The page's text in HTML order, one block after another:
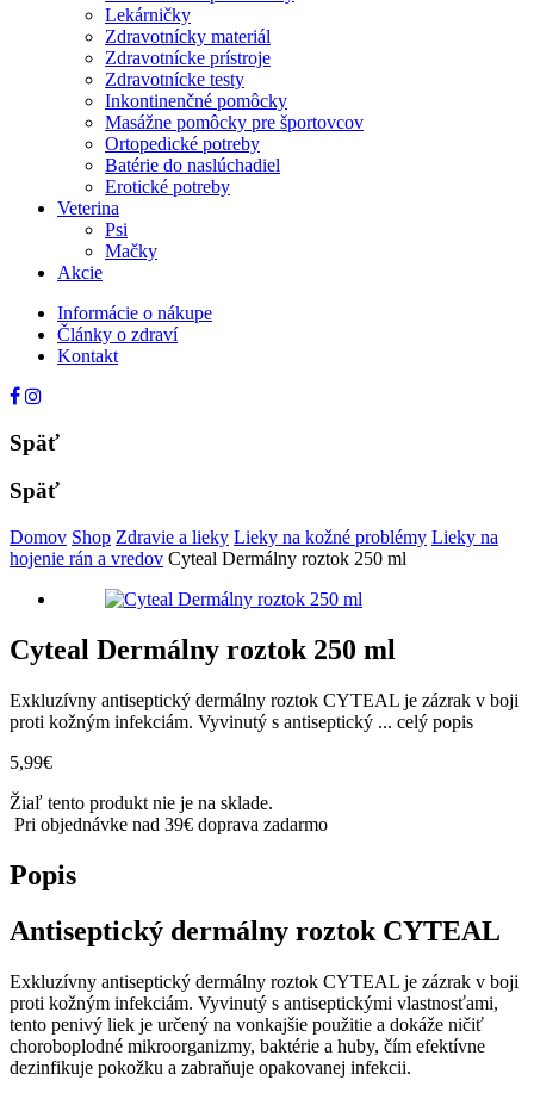
Lekárničky
Zdravotnícky materiál
Zdravotnícke prístroje
Zdravotnícke testy
Inkontinenčné pomôcky
Masážne pomôcky pre športovcov
Ortopedické potreby
Batérie do naslúchadiel
Erotické potreby
Veterina
Psi
Mačky
Akcie
Informácie o nákupe
Články o zdraví
Kontakt
Späť
Späť
Domov Shop Zdravie a lieky Lieky na kožné problémy Lieky na
hojenie rán a vredov Cyteal Dermálny roztok 250 ml
Cyteal Dermálny roztok 250 ml
Exkluzívny antiseptický dermálny roztok CYTEAL je zázrak v boji
proti kožným infekciám. Vyvinutý s antiseptický ... celý popis
5,99€
Žiaľ tento produkt nie je na sklade.
Pri objednávke nad 39€ doprava zadarmo
Popis
Antiseptický dermálny roztok CYTEAL
Exkluzívny antiseptický dermálny roztok CYTEAL je zázrak v boji
proti kožným infekciám. Vyvinutý s antiseptickými vlastnosťami,
tento penivý liek je určený na vonkajšie použitie a dokáže ničiť
choroboplodné mikroorganizmy, baktérie a huby, čím efektívne
dezinfikuje pokožku a zabraňuje opakovanej infekcii.